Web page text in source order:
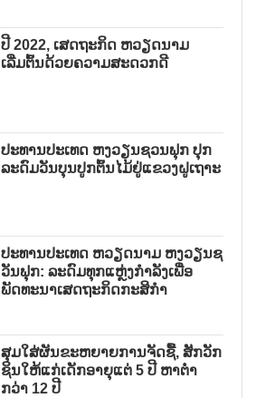
ປີ 2022, ເສດຖະກິດ ຫວຽດນາມ
ເລີ່ມຕົ້ນດ້ວຍຄວາມສະດວກດີ
ປະທານປະເທດ ຫງວຽນຊວນຟຸກ ປຸກ
ລະດົມວັນບຸນປູກຕົ້ນໄມ້ຢູ່ແຂວງຝູເຖາະ
ປະທານປະເທດ ຫວຽດນາມ ຫງວຽນຊ
ວັນຟຸກ: ລະດົມທຸກແຫຼ່ງກຳລັງເພື່ອ
ພັດທະນາເສດຖະກິດກະສິກຳ
ສຸມໃສ່ຜັນຂະຫຍາຍການຈັດຊື້, ສັກວັກ
ຊິນໃຫ້ແກ່ເດັກອາຍຸແຕ່ 5 ປີ ຫາຕ່ຳ
ກວ່າ 12 ປີ